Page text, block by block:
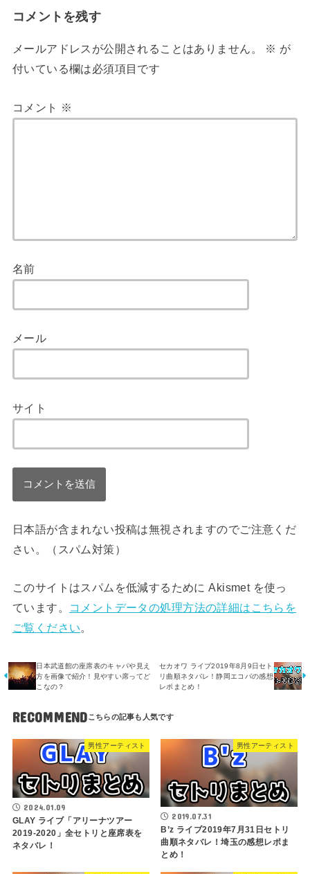
コメントを残す
メールアドレスが公開されることはありません。 ※ が
付いている欄は必須項目です
コメント ※
名前
メール
サイト
日本語が含まれない投稿は無視されますのでご注意くだ
さい。（スパム対策）
このサイトはスパムを低減するために Akismet を使っ
ています。
コメントデータの処理方法の詳細はこちらを
ご覧ください。
日本武道館の座席表のキャパや見え
方を画像で紹介！見やすい席ってど
こなの？
セカオワ ライブ2019年8月9日セト
リ曲順ネタバレ！静岡エコパの感想
レポまとめ！
RECOMMEND
男性アーティスト
2024.01.09
GLAY ライブ「アリーナツアー
2019-2020」全セトリと座席表を
ネタバレ！
男性アーティスト
2019.07.31
B’z ライブ2019年7月31日セトリ
曲順ネタバレ！埼玉の感想レポま
とめ！